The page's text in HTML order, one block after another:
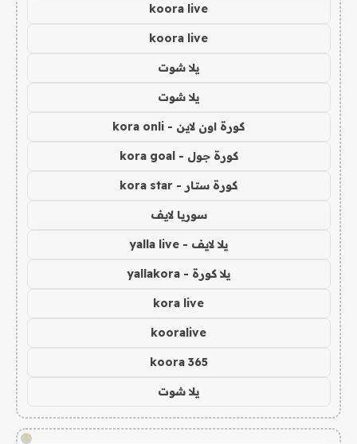
koora live
koora live
يلا شوت
يلا شوت
كورة اون لاين - kora onli
كورة جول - kora goal
كورة ستار - kora star
سوريا لايف
يلا لايف - yalla live
يلا كورة - yallakora
kora live
kooralive
koora 365
يلا شوت
!